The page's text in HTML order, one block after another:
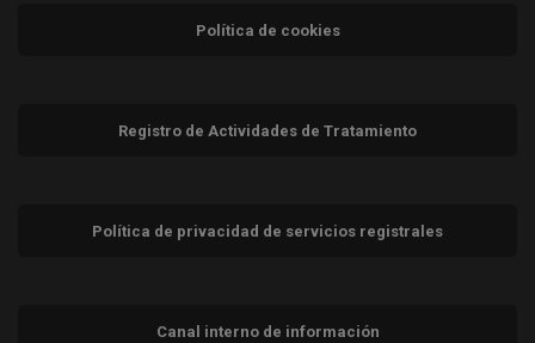
Política de cookies
Registro de Actividades de Tratamiento
Política de privacidad de servicios registrales
Canal interno de información